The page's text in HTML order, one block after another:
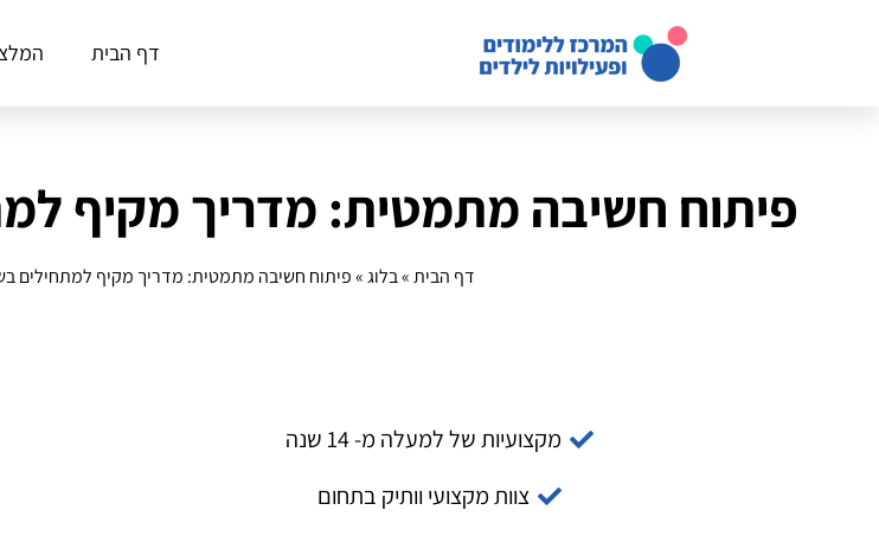
דף הבית
פיתוח חשיבה מתמטית: מדריך מקיף
דף הבית»בלוג»פיתוח חשיבה מתמטית: מדריך מקיף למתחילים בשנת
מקצועיות של למעלה מ- 14 שנה
צוות מקצועי וותיק בתחום